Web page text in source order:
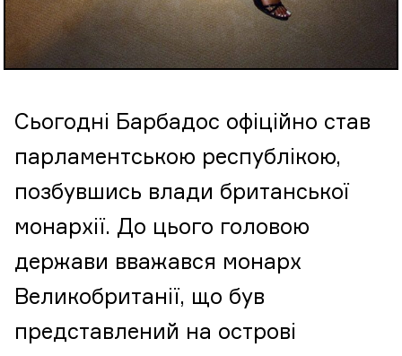
Сьогодні Барбадос офіційно став
парламентською республікою,
позбувшись влади британської
монархії. До цього головою
держави вважався монарх
Великобританії, що був
представлений на острові